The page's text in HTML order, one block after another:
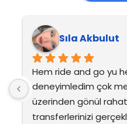
Sıla Akbulut
Hem ride and go yu
deneyimledim çok
üzerinden gönül
transferlerinizi